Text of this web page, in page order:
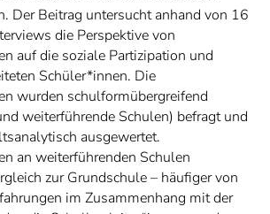
Der Beitrag untersucht anhand von 16
die Perspektive von
auf die soziale Partizipation und
Schüler*innen. Die
wurden schulformübergreifend
weiterführende Schulen) befragt und
ausgewertet.
an weiterführenden Schulen
zur Grundschule – häufiger von
im Zusammenhang mit der